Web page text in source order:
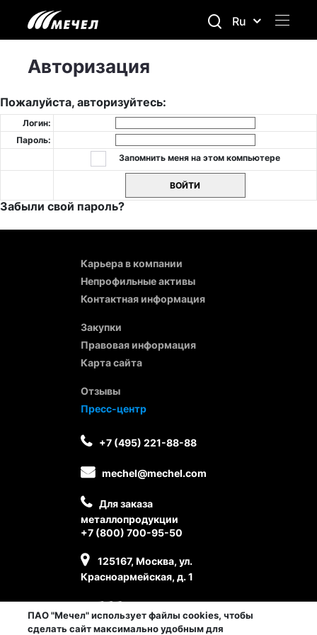
Ru
Авторизация
Пожалуйста, авторизуйтесь:
Логин:
Пароль:
Запомнить меня на этом компьютере
Забыли свой пароль?
Карьера в компании
Непрофильные активы
Контактная информация
Закупки
Правовая информация
Карта сайта
Отзывы
Пресс-центр
+7 (495) 221-88-88
mechel@mechel.com
Для заказа
металлопродукции
+7 (800) 700-95-50
125167, Москва, ул.
Красноармейская, д. 1
ПАО "Мечел" использует файлы cookies, чтобы
сделать сайт максимально удобным для